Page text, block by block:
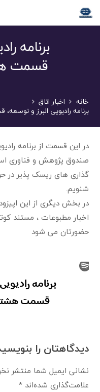
برنامه
قسمت
خانه اخبار اتاق
برنامه رادیویی البرز و
در این قسمت از برنامه
صندوق پژوهش و فناوری
گذاری های ریسک پذیر در
شنویم.
در بخش دیگری از این
اخبار مطبوعات ، مستند
حضورتان می شود‌
دیدگاهتان را
نشانی ایمیل شما منتشر
علامت‌گذاری شده‌اند*